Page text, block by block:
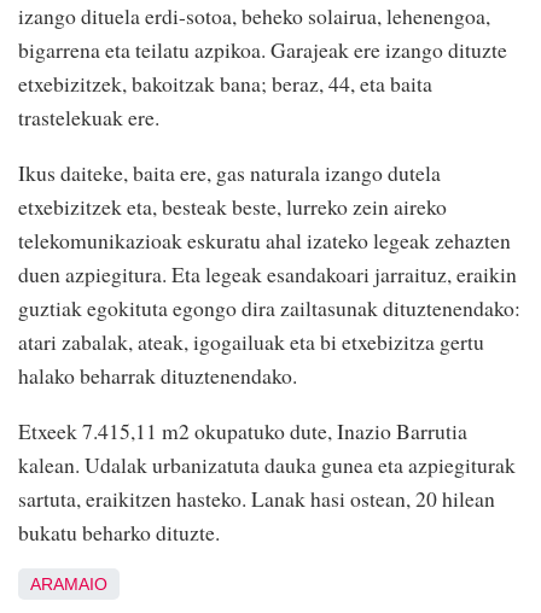
izango dituela erdi-sotoa, beheko solairua, lehenengoa,
bigarrena eta teilatu azpikoa. Garajeak ere izango dituzte
etxebizitzek, bakoitzak bana; beraz, 44, eta baita
trastelekuak ere.
Ikus daiteke, baita ere, gas naturala izango dutela
etxebizitzek eta, besteak beste, lurreko zein aireko
telekomunikazioak eskuratu ahal izateko legeak zehazten
duen azpiegitura. Eta legeak esandakoari jarraituz, eraikin
guztiak egokituta egongo dira zailtasunak dituztenendako:
atari zabalak, ateak, igogailuak eta bi etxebizitza gertu
halako beharrak dituztenendako.
Etxeek 7.415,11 m2 okupatuko dute, Inazio Barrutia
kalean. Udalak urbanizatuta dauka gunea eta azpiegiturak
sartuta, eraikitzen hasteko. Lanak hasi ostean, 20 hilean
bukatu beharko dituzte.
ARAMAIO